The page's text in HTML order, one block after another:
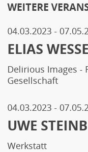
WEITERE
04.03.2023 -
ELIAS
Delirious Images -
Gesellschaft
04.03.2023 -
UWE
Werkstatt